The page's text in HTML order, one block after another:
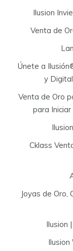
Ilusion
Venta de
Únete a
y
Venta de Oro
para
Cklass
Joyas de Oro,
Ilusion
Ilusion